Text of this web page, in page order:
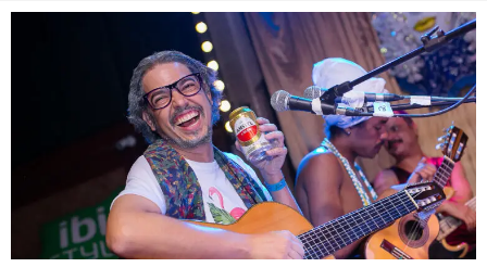
Votação para o concurso Rainha do Pedro Leopoldo Rodeio Show 2026 é liberada no G1
Suzy Brasil desembarca em Belo Horizonte nesta quinta-feira com o espetáculo “Uma Noite Horripilante”